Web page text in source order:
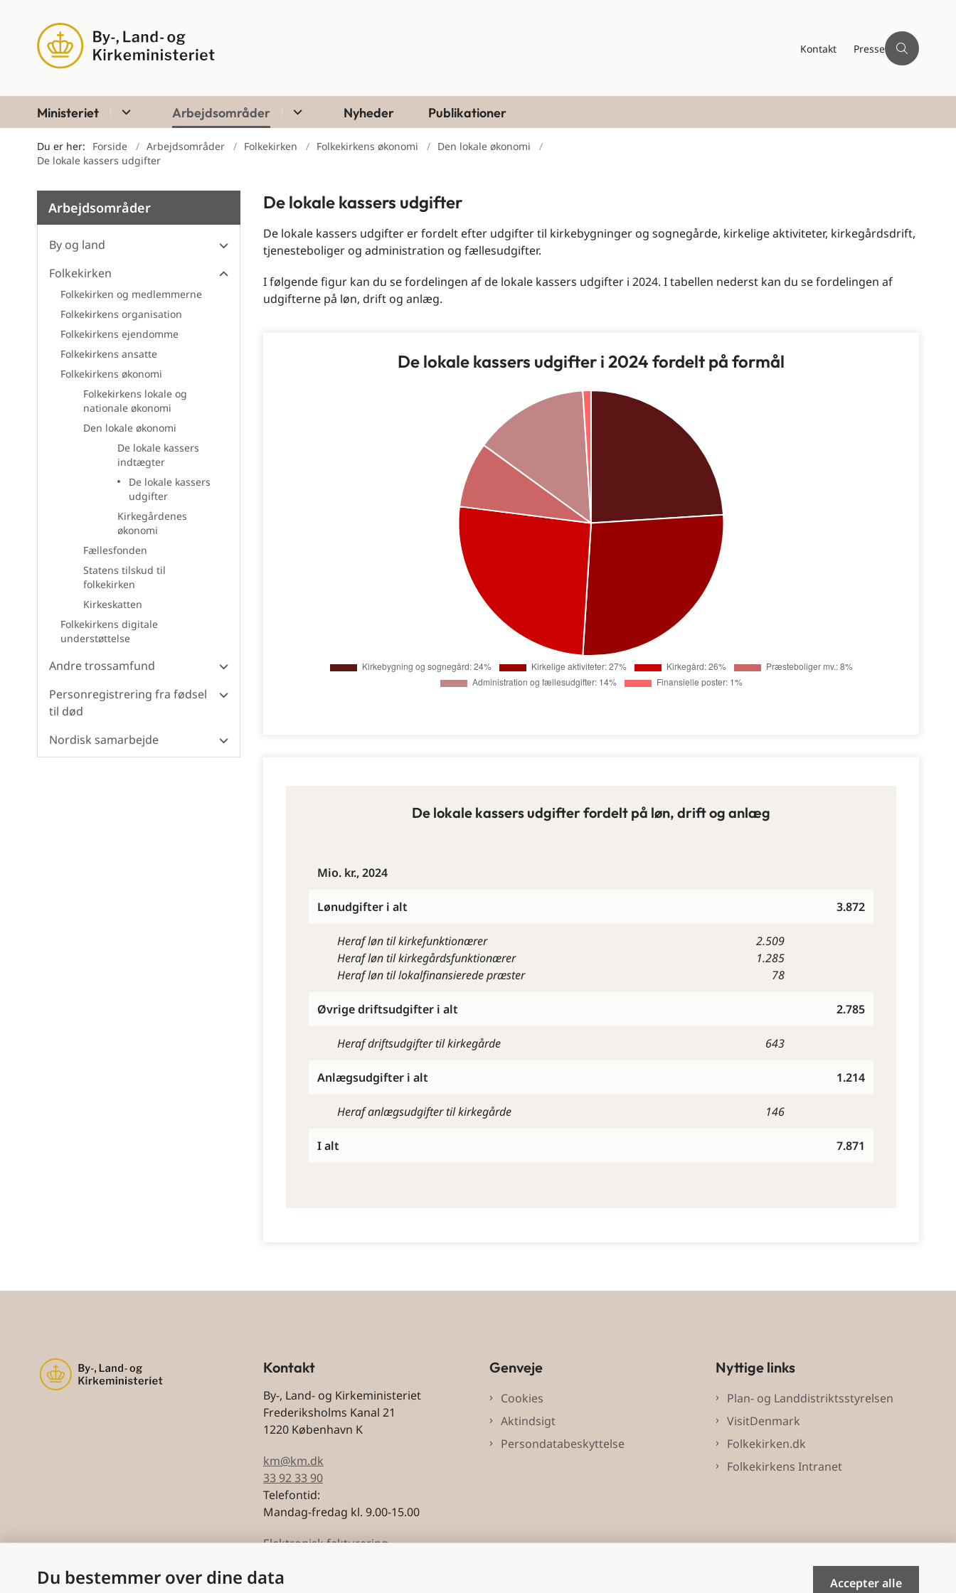
Kontakt Presse
Ministeriet Arbejdsområder Nyheder Publikationer
Du er her: Forside Arbejdsområder Folkekirken Folkekirkens økonomi
Den lokale økonomi
De lokale kassers udgifter
Arbejdsområder
By og land
Folkekirken
Folkekirken og medlemmerne
Folkekirkens organisation
Folkekirkens ejendomme
Folkekirkens ansatte
Folkekirkens økonomi
Folkekirkens lokale og
nationale økonomi
Den lokale økonomi
De lokale kassers
indtægter
De lokale kassers
udgifter
Kirkegårdenes
økonomi
Fællesfonden
Statens tilskud til
folkekirken
Kirkeskatten
Folkekirkens digitale
understøttelse
Andre trossamfund
Personregistrering fra fødsel
til død
Nordisk samarbejde
De lokale kassers udgifter
De lokale kassers udgifter er fordelt efter udgifter til kirkebygninger og sognegårde, kirkelige aktiviteter, kirkegårdsdrift,
tjenesteboliger og administration og fællesudgifter.
I følgende figur kan du se fordelingen af de lokale kassers udgifter i 2024. I tabellen nederst kan du se fordelingen af
udgifterne på løn, drift og anlæg.
De lokale kassers udgifter i 2024 fordelt på formål
De lokale kassers udgifter fordelt på løn, drift og anlæg
Mio. kr., 2024
Lønudgifter i alt 3.872
Heraf løn til kirkefunktionærer
Heraf løn til kirkegårdsfunktionærer
Heraf løn til lokalfinansierede præster
2.509
1.285
78
Øvrige driftsudgifter i alt 2.785
Heraf driftsudgifter til kirkegårde 643
Anlægsudgifter i alt 1.214
Heraf anlægsudgifter til kirkegårde 146
I alt 7.871
Kontakt
By-, Land- og Kirkeministeriet
Frederiksholms Kanal 21
1220 København K
km@km.dk
33 92 33 90
Telefontid:
Mandag-fredag kl. 9.00-15.00
Elektronisk fakturering
CVR: 59743228
Genveje
Cookies
Aktindsigt
Persondatabeskyttelse
Nyttige links
Plan- og Landdistriktsstyrelsen
VisitDenmark
Folkekirken.dk
Folkekirkens Intranet
Du bestemmer over dine data Accepter alle